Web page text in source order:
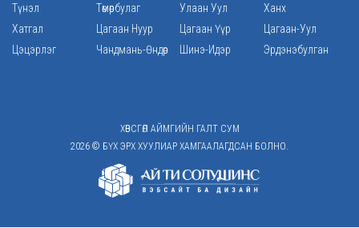
Түнэл
Төмөрбулаг Улаан Уул
Ханх
Хатгал
Цагаан Нуур Цагаан Үүр
Цагаан-Уул
Цэцэрлэг
Чандмань-Өндөр Шинэ-Идэр Эрдэнэбулган
ХӨВСГӨЛ АЙМГИЙН ГАЛТ СУМ
2026 © БҮХ ЭРХ ХУУЛИАР ХАМГААЛАГДСАН БОЛНО.